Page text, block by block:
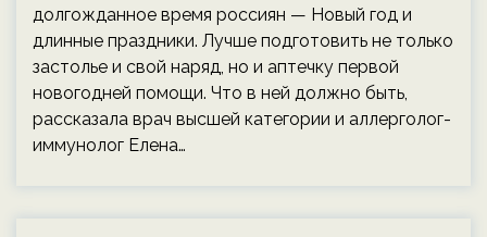
долгожданное время россиян — Новый год и
длинные праздники. Лучше подготовить не только
застолье и свой наряд, но и аптечку первой
новогодней помощи. Что в ней должно быть,
рассказала врач высшей категории и аллерголог-
иммунолог Елена…